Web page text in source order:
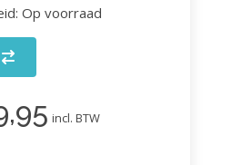
Op voorraad
incl. BTW